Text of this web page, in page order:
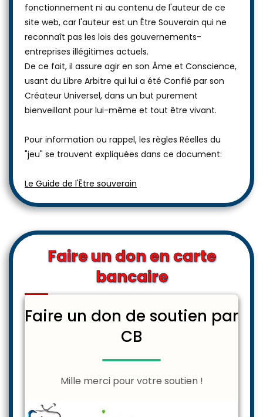
fonctionnement ni au contenu de l'auteur de ce
site web, car l'auteur est un Être Souverain qui ne
reconnaît pas les lois des gouvernements-
entreprises illégitimes actuels.
De ce fait, il assure agir en son Âme et Conscience,
usant du Libre Arbitre qui lui a été Confié par son
Créateur Universel, dans un but purement
bienveillant pour lui-même et tout être vivant.
Pour information ou rappel, les règles Réelles du
"jeu" se trouvent expliquées dans ce document:
Le Guide de l'Être souverain
Faire un don en carte
bancaire
Faire un don de soutien par
CB
Mille merci pour votre soutien !